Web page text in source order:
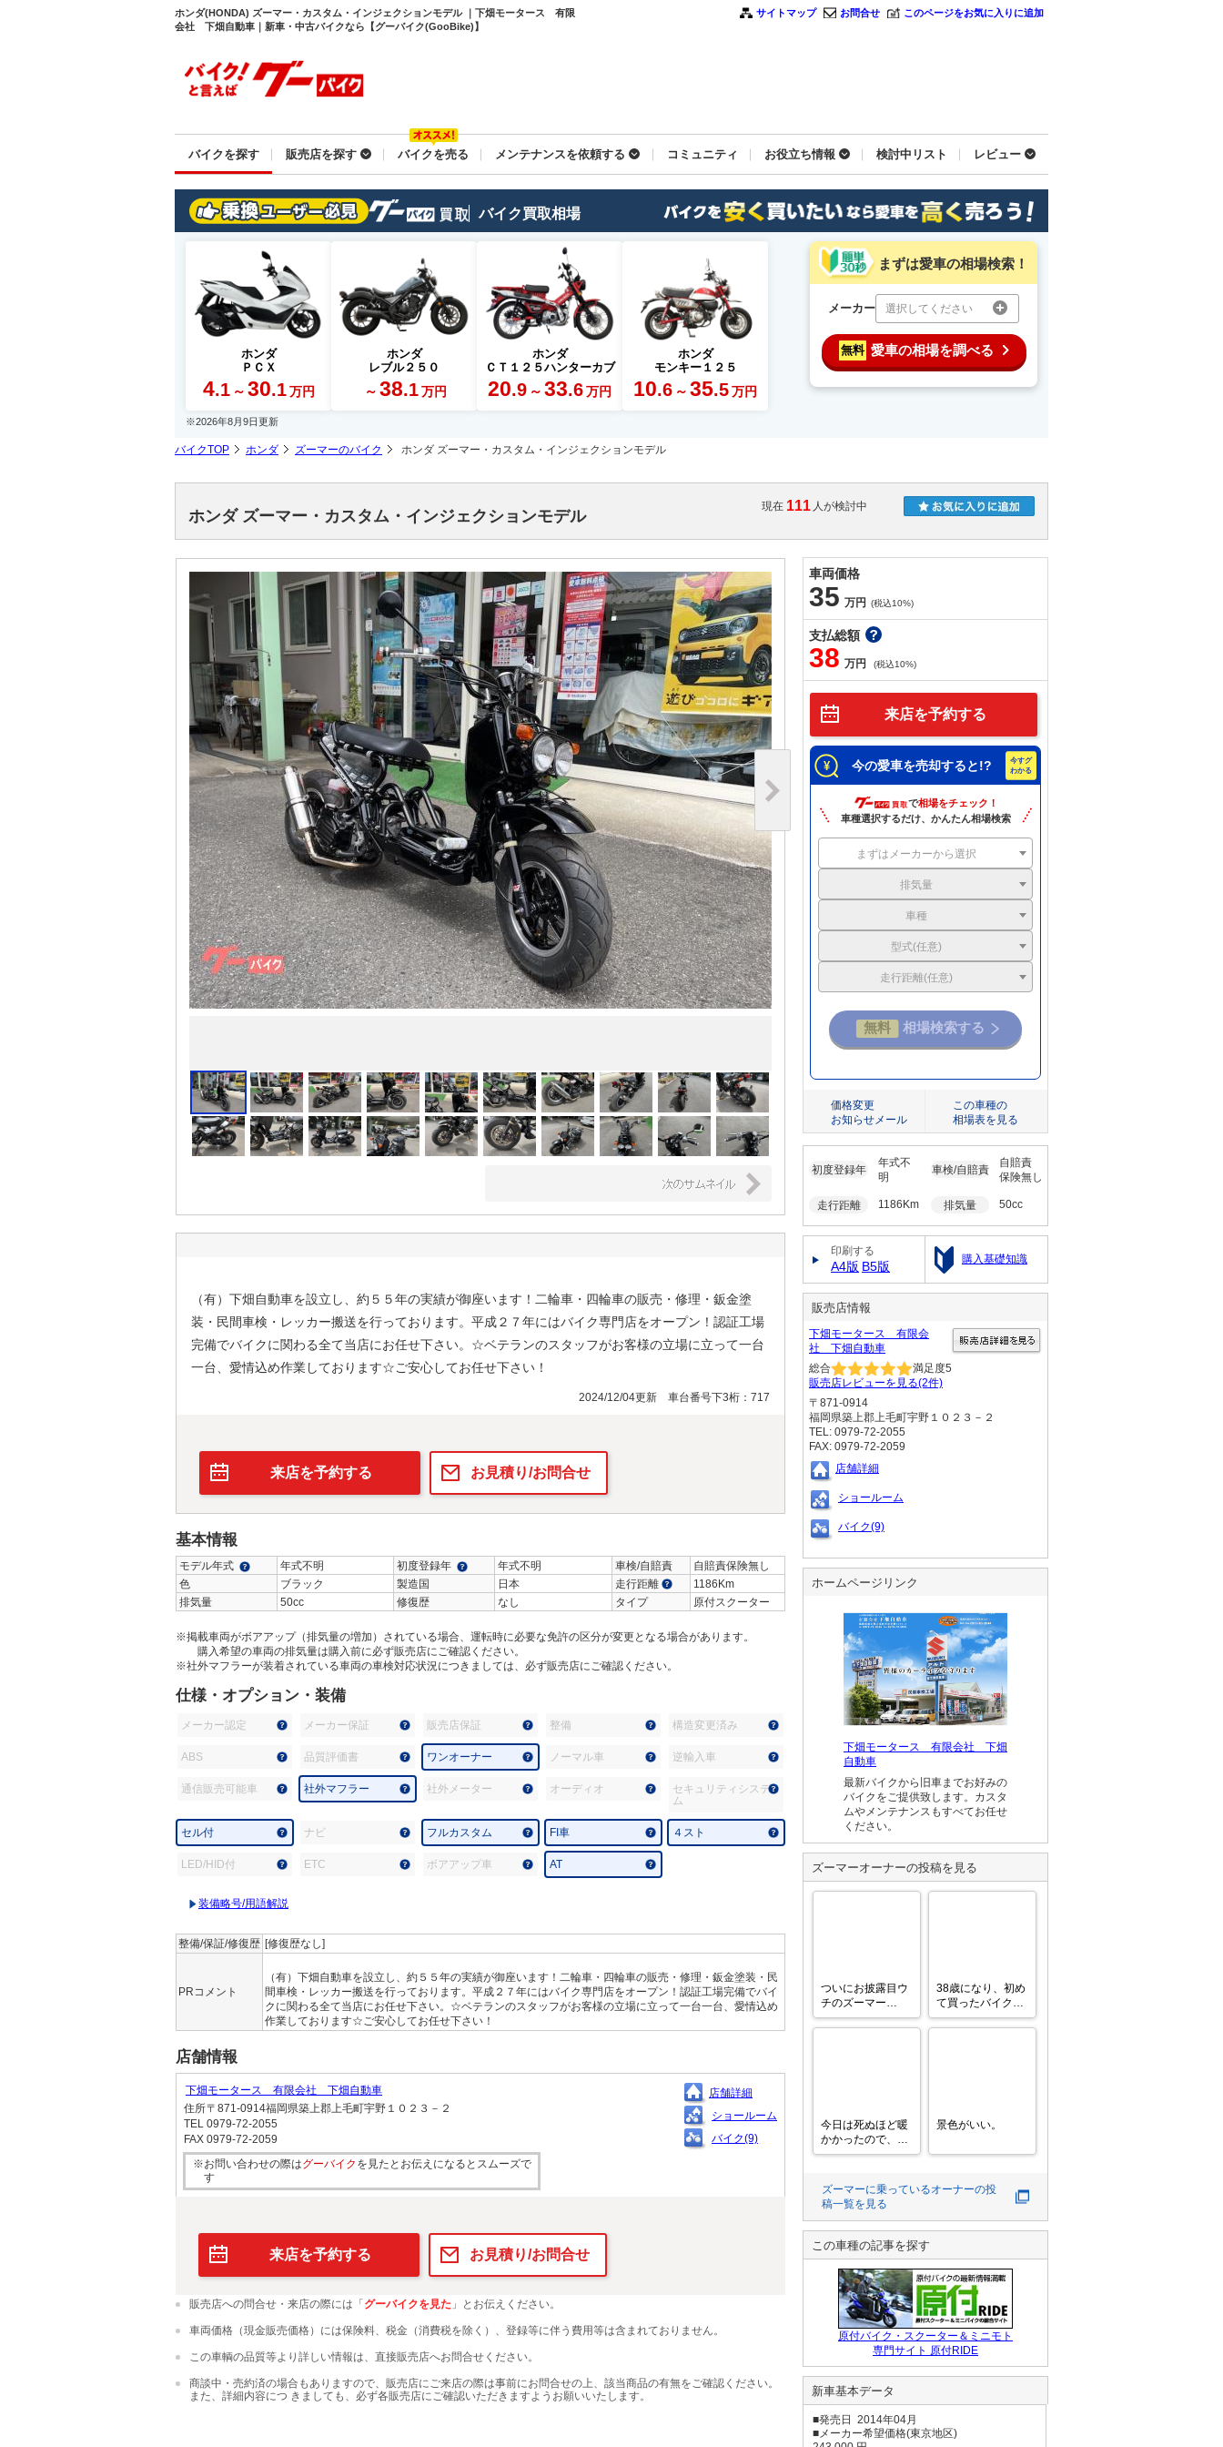
ホンダ(HONDA) ズーマー・カスタム・インジェクションモデル ｜下畑モータース 有限
会社 下畑自動車｜新車・中古バイクなら【グーバイク(GooBike)】
サイトマップ お問合せ このページをお気に入りに追加
バイクを探す 販売店を探す バイクを売る メンテナンスを依頼する コミュニティ お役立ち情報 検討中リスト レビュー
バイク買取相場
ホンダ
ＰＣＸ
4.1 ～ 30.1 万円
ホンダ
レブル２５０
～ 38.1 万円
ホンダ
ＣＴ１２５ハンターカブ
20.9 ～ 33.6万円
ホンダ
モンキー１２５
10.6 ～ 35.5万円
まずは愛車の相場検索！
メーカー 選択してください
無料 愛車の相場を調べる
※2026年8月9日更新
バイクTOP ホンダ ズーマーのバイク ホンダ ズーマー・カスタム・インジェクションモデル
現在 111 人が検討中
ホンダ ズーマー・カスタム・インジェクションモデル
（有）下畑自動車を設立し、約５５年の実績が御座います！二輪車・四輪車の販売・修理・鈑金塗
装・民間車検・レッカー搬送を行っております。平成２７年にはバイク専門店をオープン！認証工場
完備でバイクに関わる全て当店にお任せ下さい。☆ベテランのスタッフがお客様の立場に立って一台
一台、愛情込め作業しております☆ご安心してお任せ下さい！
2024/12/04更新 車台番号下3桁：717
来店を予約する お見積り/お問合せ
基本情報
モデル年式 年式不明 初度登録年 年式不明 車検/自賠責
自賠責保険無し
色
ブラック 製造国 日本 走行距離
1186Km
排気量
50cc 修復歴 なし タイプ 原付スクーター
※掲載車両がボアアップ（排気量の増加）されている場合、運転時に必要な免許の区分が変更となる場合があります。
購入希望の車両の排気量は購入前に必ず販売店にご確認ください。
※社外マフラーが装着されている車両の車検対応状況につきましては、必ず販売店にご確認ください。
仕様・オプション・装備
メーカー認定 メーカー保証 販売店保証 整備 構造変更済み
ABS 品質評価書 ワンオーナー ノーマル車 逆輸入車
通信販売可能車 社外マフラー 社外メーター オーディオ
セキュリティシステ
ム
セル付 ナビ フルカスタム FI車 ４スト
LED/HID付 ETC ボアアップ車 AT
装備略号/用語解説
整備/保証/修復歴 [修復歴なし]
PRコメント
（有）下畑自動車を設立し、約５５年の実績が御座います！二輪車・四輪車の販売・修理・鈑金塗装・民
間車検・レッカー搬送を行っております。平成２７年にはバイク専門店をオープン！認証工場完備でバイ
クに関わる全て当店にお任せ下さい。☆ベテランのスタッフがお客様の立場に立って一台一台、愛情込め
作業しております☆ご安心してお任せ下さい！
店舗情報
下畑モータース 有限会社 下畑自動車
住所〒871-0914福岡県築上郡上毛町宇野１０２３－２
TEL 0979-72-2055
FAX 0979-72-2059
※お問い合わせの際はグーバイク を見たとお伝えになるとスムーズで
す
店舗詳細
ショールーム
バイク(9)
来店を予約する お見積り/お問合せ
販売店への問合せ・来店の際には「グーバイクを見た 」とお伝えください。
車両価格（現金販売価格）には保険料、税金（消費税を除く）、登録等に伴う費用等は含まれておりません。
この車輌の品質等より詳しい情報は、直接販売店へお問合せください。
商談中・売約済の場合もありますので、販売店にご来店の際は事前にお問合せの上、該当商品の有無をご確認ください。
また、詳細内容につ きましても、必ず各販売店にご確認いただきますようお願いいたします。
車両価格
35 万円 (税込10%)
支払総額
38 万円 (税込10%)
来店を予約する
今の愛車を売却すると!?
で相場をチェック！
車種選択するだけ、かんたん相場検索
まずはメーカーから選択
排気量
車種
型式(任意)
走行距離(任意)
価格変更
お知らせメール
この車種の
相場表を見る
初度登録年
年式不
明
車検/自賠責
自賠責
保険無し
走行距離 1186Km 排気量 50cc
印刷する
A4版 B5版 購入基礎知識
販売店情報
下畑モータース 有限会
社 下畑自動車
総合
満足度5
販売店レビューを見る(2件)
〒871-0914
福岡県築上郡上毛町宇野１０２３－２
TEL: 0979-72-2055
FAX: 0979-72-2059
店舗詳細
ショールーム
バイク(9)
ホームページリンク
下畑モータース 有限会社 下畑
自動車
最新バイクから旧車までお好みの
バイクをご提供致します。カスタ
ムやメンテナンスもすべてお任せ
ください。
ズーマーオーナーの投稿を見る
ついにお披露目ウ
チのズーマー
やっとまともに走
るようになります
得なくなったけ
ど、後方確認良好
だしこれはこれで
38歳になり、初め
て買ったバイク。
少しずついじって
いきたい！宜しく
今日は死ぬほど暖
かかったので、龍
が如く極3の誘惑
ー をいじいじ。
マフラーをメルカ
リで買った汎用の
◯ム◯のメタルス
テッカーを貼り付
けたものに交換。
前のサイレンサー
より
景色がいい。
ズーマーに乗っているオーナーの投
稿一覧を見る
この車種の記事を探す
原付バイク・スクーター＆ミニモト
専門サイト 原付RIDE
新車基本データ
■発売日 2014年04月
■メーカー希望価格(東京地区)